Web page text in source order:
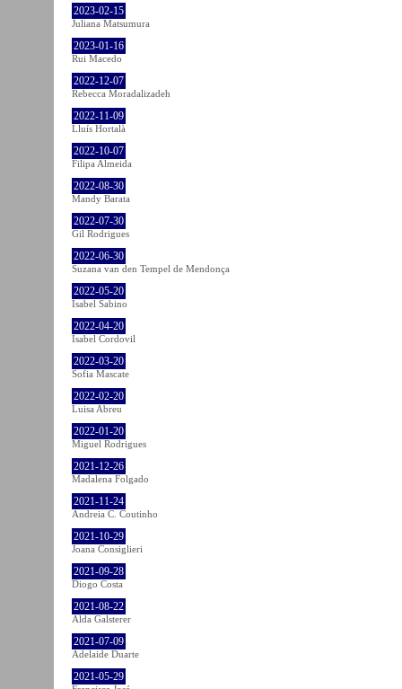
2023-02-15
Juliana Matsumura
2023-01-16
Rui Macedo
2022-12-07
Rebecca Moradalizadeh
2022-11-09
Lluís Hortalà
2022-10-07
Filipa Almeida
2022-08-30
Mandy Barata
2022-07-30
Gil Rodrigues
2022-06-30
Suzana van den Tempel de Mendonça
2022-05-20
Isabel Sabino
2022-04-20
Isabel Cordovil
2022-03-20
Sofia Mascate
2022-02-20
Luisa Abreu
2022-01-20
Miguel Rodrigues
2021-12-26
Madalena Folgado
2021-11-24
Andreia C. Coutinho
2021-10-29
Joana Consiglieri
2021-09-28
Diogo Costa
2021-08-22
Alda Galsterer
2021-07-09
Adelaide Duarte
2021-05-29